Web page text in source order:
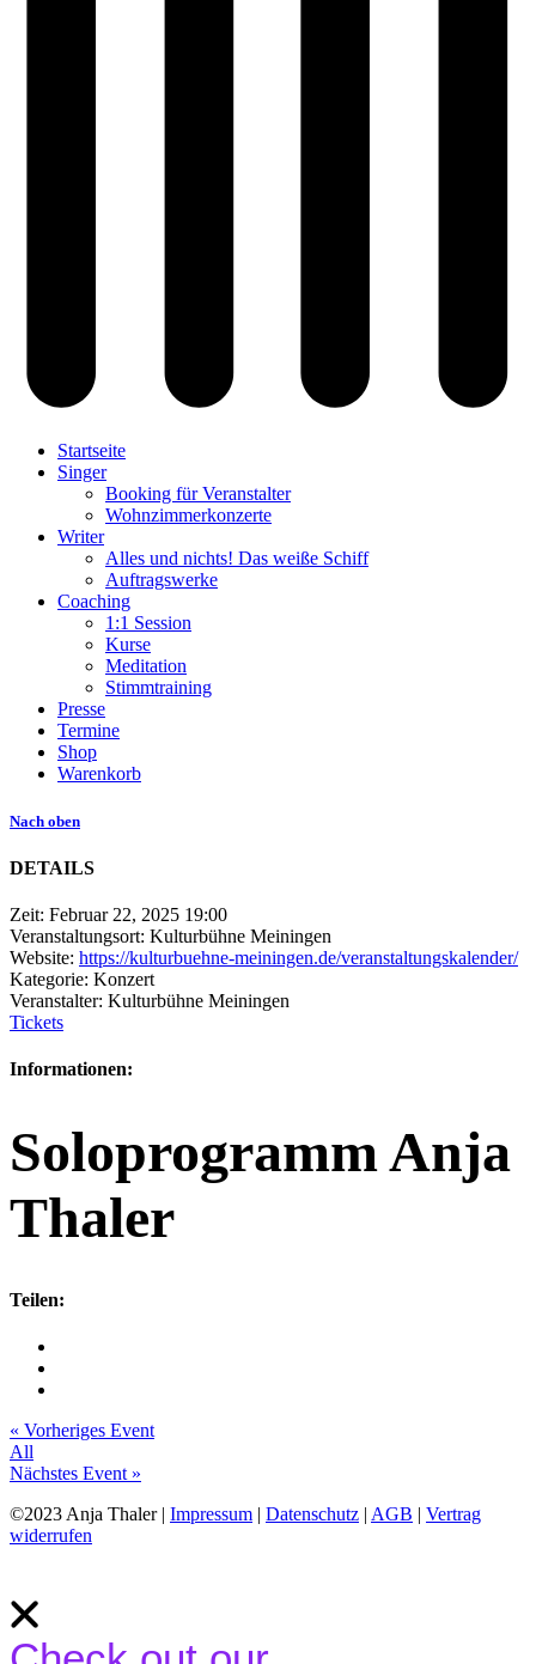
Startseite
Singer
Booking für Veranstalter
Wohnzimmerkonzerte
Writer
Alles und nichts! Das weiße Schiff
Auftragswerke
Coaching
1:1 Session
Kurse
Meditation
Stimmtraining
Presse
Termine
Shop
Warenkorb
Nach oben
DETAILS
Zeit: Februar 22, 2025 19:00
Veranstaltungsort: Kulturbühne Meiningen
Website: https://kulturbuehne-meiningen.de/veranstaltungskalender/
Kategorie: Konzert
Veranstalter: Kulturbühne Meiningen
Tickets
Informationen:
Soloprogramm Anja
Thaler
Teilen:
« Vorheriges Event
All
Nächstes Event »
©2023 Anja Thaler | Impressum | Datenschutz | AGB | Vertrag
widerrufen